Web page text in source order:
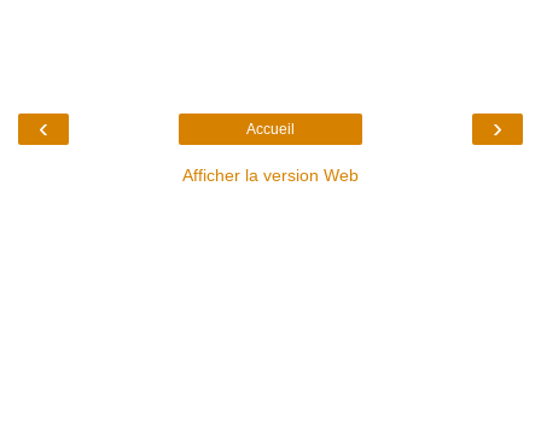
‹ ›
Accueil
Afficher la version Web